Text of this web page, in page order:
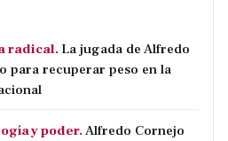
radical.La jugada de Alfredo
para recuperar peso en la
y poder.Alfredo Cornejo